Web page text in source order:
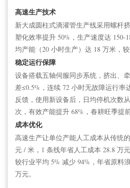
高速生产技术
新大成圆柱式滴灌管生产线采用螺杆
塑化效率提升 50%，生产速度达 150-
均产能（20 小时生产）达 18 万米，较
稳定运行保障
设备搭载五轴伺服同步系统，挤出、
差≤0.5%，连续 72 小时无故障运行率
反馈，使用新设备后，日均停机次数
次，有效产能提升 68%，春耕旺季提
成本优化
高速生产让单位产能人工成本从传统
元 / 米，1 条线年省人工成本 28.8 万
较行业平均 5% 减少 94%，年省原料
万元。